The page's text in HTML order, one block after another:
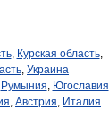
, Курская область,
, Украина
Румыния, Югославия
, Австрия, Италия